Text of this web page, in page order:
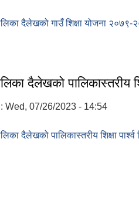
दैलेखको गाउँ शिक्षा योजना
दैलेखको पालिकास्तरीय
Wed, 07/26/2023 - 14:54
दैलेखको पालिकास्तरीय शिक्षा